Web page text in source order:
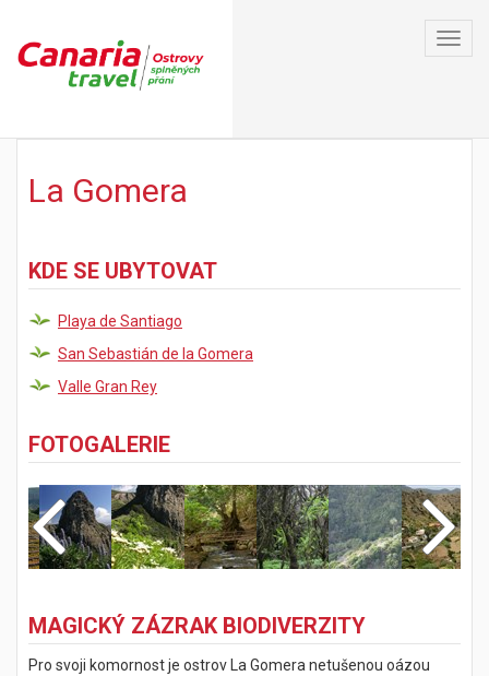
La Gomera
KDE SE UBYTOVAT
Playa de Santiago
San Sebastián de la Gomera
Valle Gran Rey
FOTOGALERIE
MAGICKÝ ZÁZRAK BIODIVERZITY
Pro svoji komornost je ostrov La Gomera netušenou oázou